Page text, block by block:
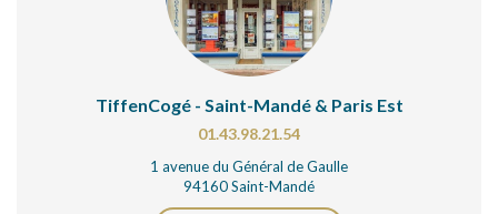
TiffenCogé - Saint-Mandé & Paris Est
01.43.98.21.54
1 avenue du Général de Gaulle
94160 Saint-Mandé